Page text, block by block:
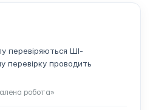
перевіряються ШІ-
перевірку проводить
робота»